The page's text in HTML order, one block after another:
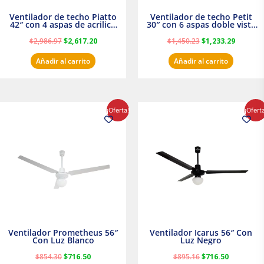
Ventilador de techo Piatto
42″ con 4 aspas de acrilico
transparente
$2,986.97 $2,617.20
Añadir al carrito
Ventilador de techo Petit
30″ con 6 aspas doble vista
Satinado Masterfan
$1,450.23 $1,233.29
Añadir al carrito
¡Oferta!
Ventilador Prometheus 56″
Con Luz Blanco
$854.30$716.50
precio
actual
Ventilador Icarus 56″ Con
Luz Negro
$895.16$716.50
precio
actual